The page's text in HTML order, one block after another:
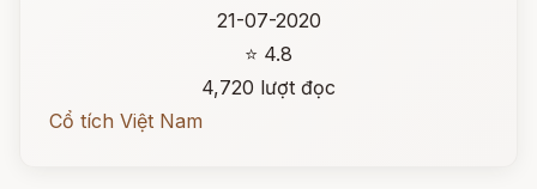
21-07-2020
⭐ 4.8
4,720 lượt đọc
Cổ tích Việt Nam